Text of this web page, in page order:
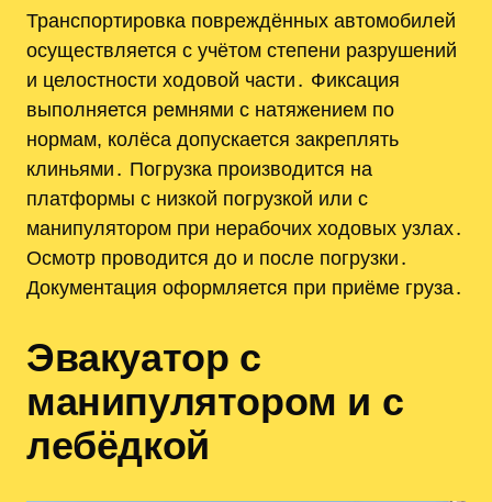
Транспортировка повреждённых автомобилей
осуществляется с учётом степени разрушений
и целостности ходовой части․ Фиксация
выполняется ремнями с натяжением по
нормам, колёса допускается закреплять
клиньями․ Погрузка производится на
платформы с низкой погрузкой или с
манипулятором при нерабочих ходовых узлах․
Осмотр проводится до и после погрузки․
Документация оформляется при приёме груза․
Эвакуатор с
манипулятором и с
лебёдкой